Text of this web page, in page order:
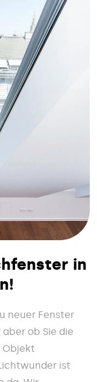
in
neuer Fenster
ob Sie die
Objekt
ist